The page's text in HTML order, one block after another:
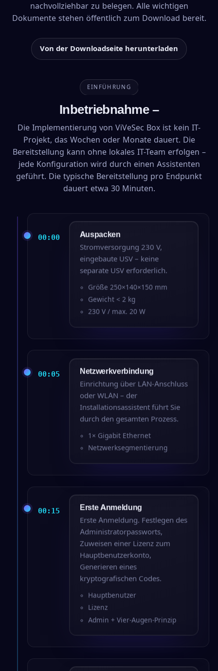
nachvollziehbar zu belegen. Alle wichtigen
Dokumente stehen öffentlich zum Download bereit.
Von der Downloadseite herunterladen
EINFÜHRUNG
Inbetriebnahme –
Die Implementierung von ViVeSec Box ist kein IT-
Projekt, das Wochen oder Monate dauert. Die
Bereitstellung kann ohne lokales IT-Team erfolgen –
jede Konfiguration wird durch einen Assistenten
geführt. Die typische Bereitstellung pro Endpunkt
dauert etwa 30 Minuten.
00:00 Auspacken
Stromversorgung 230 V,
eingebaute USV – keine
separate USV erforderlich.
Größe 250×140×150 mm
Gewicht < 2 kg
230 V / max. 20 W
00:05 Netzwerkverbindung
Einrichtung über LAN-Anschluss
oder WLAN – der
Installationsassistent führt Sie
durch den gesamten Prozess.
1× Gigabit Ethernet
Netzwerksegmentierung
00:15 Erste Anmeldung
Erste Anmeldung. Festlegen des
Administratorpassworts,
Zuweisen einer Lizenz zum
Hauptbenutzerkonto,
Generieren eines
kryptografischen Codes.
Hauptbenutzer
Lizenz
Admin + Vier-Augen-Prinzip